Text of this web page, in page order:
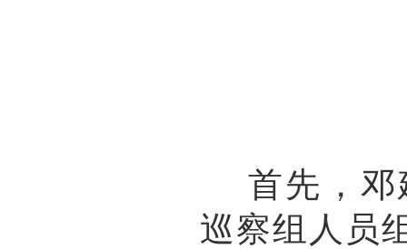
首先，邓
巡察组人员